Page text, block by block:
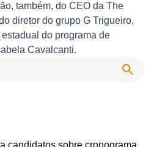
também, do CEO da The
diretor do grupo G Trigueiro,
do programa de
Cavalcanti.
candidatos sobre cronograma